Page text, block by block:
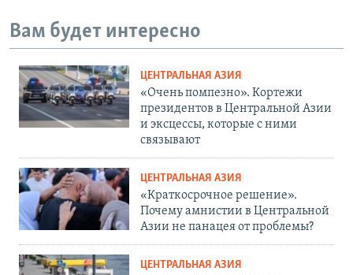
Вам будет интересно
ЦЕНТРАЛЬНАЯ АЗИЯ
«Очень помпезно». Кортежи
президентов в Центральной Азии
и эксцессы, которые с ними
связывают
ЦЕНТРАЛЬНАЯ АЗИЯ
«Краткосрочное решение».
Почему амнистии в Центральной
Азии не панацея от проблемы?
ЦЕНТРАЛЬНАЯ АЗИЯ